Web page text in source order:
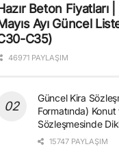
Beton Fiyatları
Ayı Güncel
C35)
46971 PAYLAŞIM
Güncel Kira
Formatında)
Sözleşmesinde
15747 PAYLAŞIM